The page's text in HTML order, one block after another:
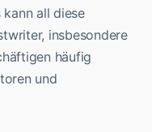
all diese
insbesondere
häufig
und